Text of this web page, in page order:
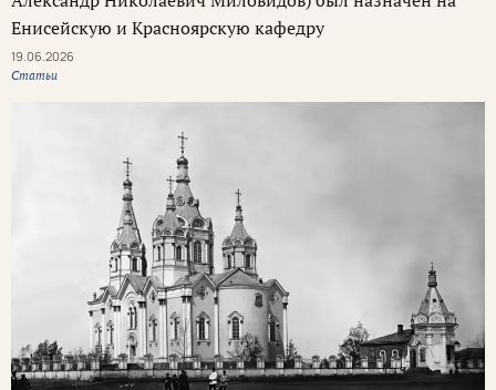
Енисейскую и Красноярскую кафедру
19.06.2026
Статьи